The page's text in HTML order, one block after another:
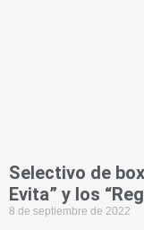
Selectivo de
Evita” y los
8 de septiembre de 2022